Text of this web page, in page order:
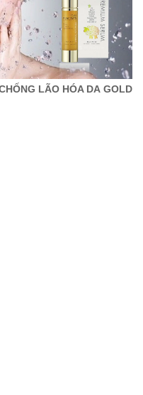
LÃO HÓA DA GOLD